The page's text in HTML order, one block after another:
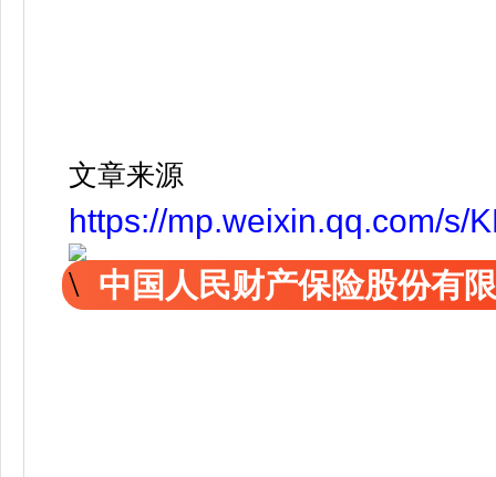
文章来源
https://mp.weixin.qq.com/s/
中国人民财产保险股份有